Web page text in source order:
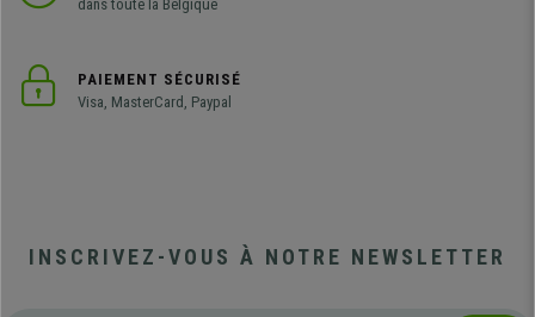
dans toute la Belgique
PAIEMENT SÉCURISÉ
Visa, MasterCard, Paypal
INSCRIVEZ-VOUS À NOTRE NEWSLETTER